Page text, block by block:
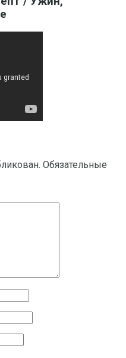
Обязательные